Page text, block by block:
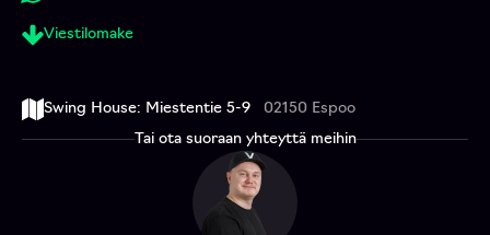
Viestilomake
Swing House: Miestentie 5-9
02150 Espoo
Tai ota suoraan yhteyttä meihin